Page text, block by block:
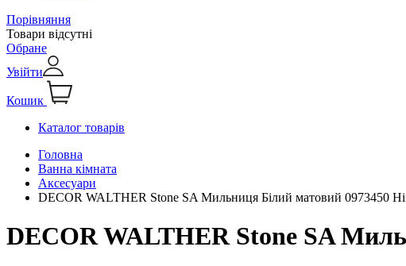
Порівняння
Товари відсутні
Обране
Увійти
Кошик
Каталог товарів
Головна
Ванна кімната
Аксесуари
DECOR WALTHER Stone SA Мильниця Білий матовий 0973450
DECOR WALTHER Stone SA